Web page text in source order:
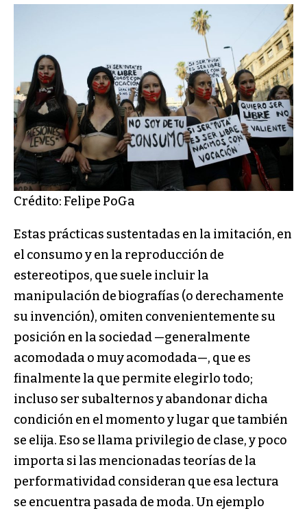
Crédito: Felipe PoGa
Estas prácticas sustentadas en la imitación, en
el consumo y en la reproducción de
estereotipos, que suele incluir la
manipulación de biografías (o derechamente
su invención), omiten convenientemente su
posición en la sociedad —generalmente
acomodada o muy acomodada—, que es
finalmente la que permite elegirlo todo;
incluso ser subalternos y abandonar dicha
condición en el momento y lugar que también
se elija. Eso se llama privilegio de clase, y poco
importa si las mencionadas teorías de la
performatividad consideran que esa lectura
se encuentra pasada de moda. Un ejemplo